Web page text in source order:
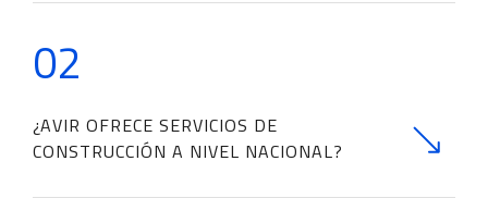
02
¿AVIR OFRECE SERVICIOS DE
CONSTRUCCIÓN A NIVEL NACIONAL?